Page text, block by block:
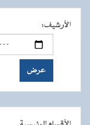
الأرشيف: